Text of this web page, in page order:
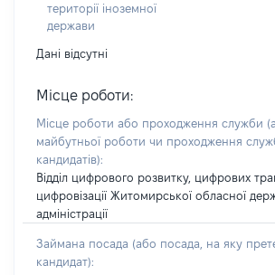
території іноземної
держави
Дані відсутні
Місце роботи:
Місце роботи або проходження служби
майбутньої роботи чи проходження
кандидатів):
Відділ цифрового розвитку, цифрових
цифровізації Житомирської обласної
адміністрації
Займана посада (або посада, на яку
кандидат):